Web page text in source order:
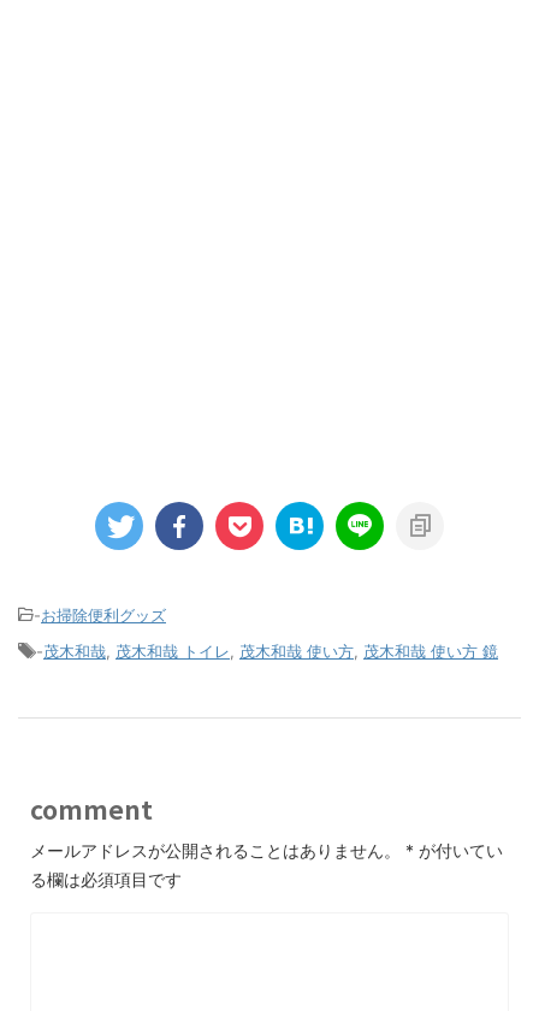
-お掃除便利グッズ
-茂木和哉 茂木和哉 トイレ 茂木和哉 使い方 茂木和哉 使い方 鏡
comment
メールアドレスが公開されることはありません。 * が付いてい
る欄は必須項目です